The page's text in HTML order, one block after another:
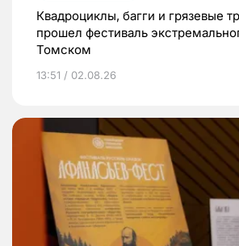
Квадроциклы, багги и грязевые
прошел фестиваль
Томском
13:51 / 02.08.26